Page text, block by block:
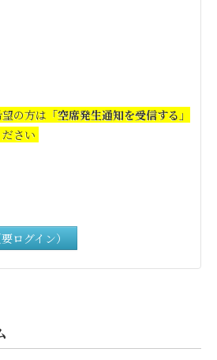
の方は 「空席発生通知を受信する」
さい
ログイン）